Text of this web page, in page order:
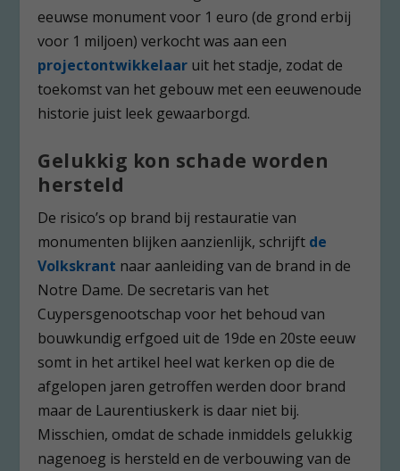
eeuwse monument voor 1 euro (de grond erbij
voor 1 miljoen) verkocht was aan een
projectontwikkelaar uit het stadje, zodat de
toekomst van het gebouw met een eeuwenoude
historie juist leek gewaarborgd.
Gelukkig kon schade worden
hersteld
De risico’s op brand bij restauratie van
monumenten blijken aanzienlijk, schrijft de
Volkskrant naar aanleiding van de brand in de
Notre Dame. De secretaris van het
Cuypersgenootschap voor het behoud van
bouwkundig erfgoed uit de 19de en 20ste eeuw
somt in het artikel heel wat kerken op die de
afgelopen jaren getroffen werden door brand
maar de Laurentiuskerk is daar niet bij.
Misschien, omdat de schade inmiddels gelukkig
nagenoeg is hersteld en de verbouwing van de